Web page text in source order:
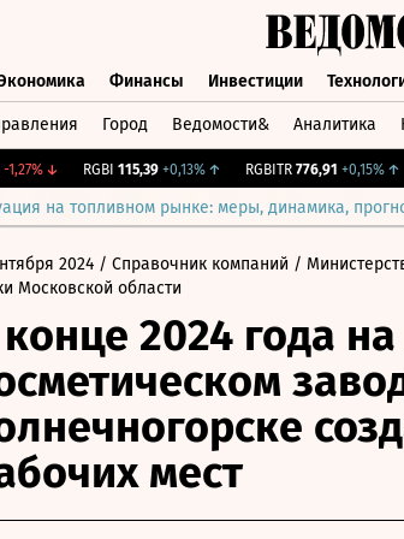
Финансы Инвестиции
Город Ведомости& Аналитика
↓ RGBI 115,39 +0,13%↑ RGBITR 776,91 +0,15%↑
на топливном рынке: меры, динамика,
2024 / Справочник компаний /
Московской области
2024 года
мест